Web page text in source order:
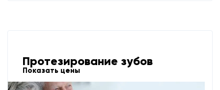
Протезирование зубов
Показать цены